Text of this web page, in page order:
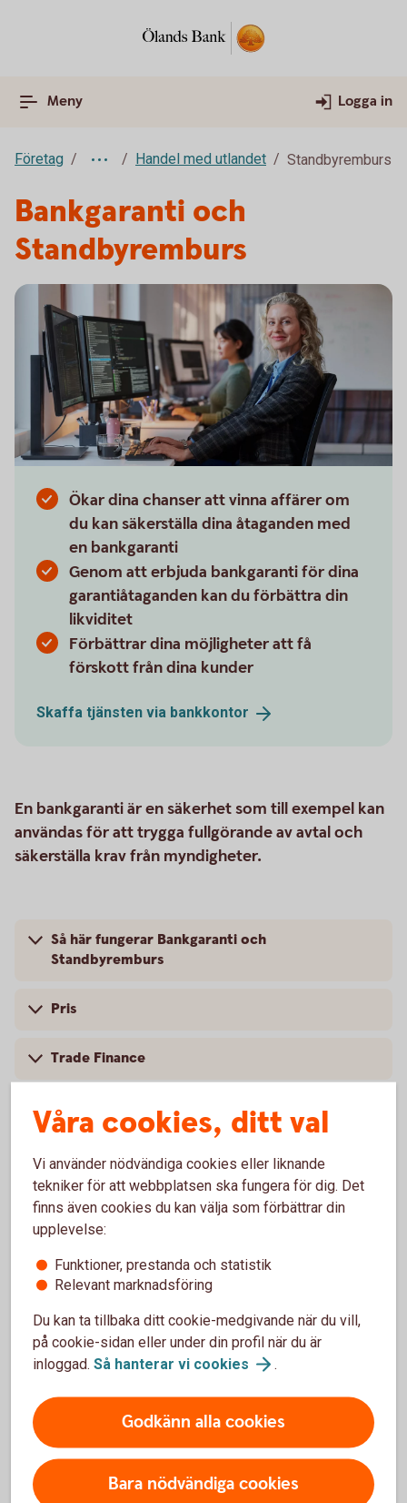
Meny Logga in
Företag Handel med utlandet Standbyremburs
Bankgaranti och
Standbyremburs
Ökar dina chanser att vinna affärer om
du kan säkerställa dina åtaganden med
en bankgaranti
Genom att erbjuda bankgaranti för dina
garantiåtaganden kan du förbättra din
likviditet
Förbättrar dina möjligheter att få
förskott från dina kunder
Skaffa tjänsten via bankkontor
En bankgaranti är en säkerhet som till exempel kan
användas för att trygga fullgörande av avtal och
säkerställa krav från myndigheter.
Så här fungerar Bankgaranti och
Standbyremburs
Pris
Trade Finance
Mer information
Vanliga frågor och svar
Kan ni utfärda en borgensgaranti till Nordafrika?
Kan ni utfärda garantier lokalt i exempelvis
Indien?
Vad är bäst att använda, Standbyremburs eller
Våra cookies, ditt val
Vi använder nödvändiga cookies eller liknande
tekniker för att webbplatsen ska fungera för dig. Det
finns även cookies du kan välja som förbättrar din
upplevelse:
Funktioner, prestanda och statistik
Relevant marknadsföring
Du kan ta tillbaka ditt cookie-medgivande när du vill,
på cookie-sidan eller under din profil när du är
inloggad. Så hanterar vi cookies .
Godkänn alla cookies
Bara nödvändiga cookies